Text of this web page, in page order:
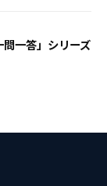
一答」シリーズ